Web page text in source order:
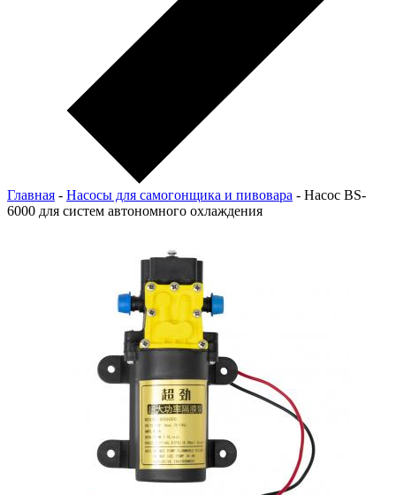
Главная - Насосы для самогонщика и пивовара - Насос BS-
6000 для систем автономного охлаждения